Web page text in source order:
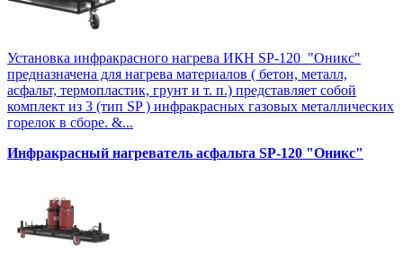
Установка инфракрасного нагрева ИКН SP-120 "Оникс"
предназначена для нагрева материалов ( бетон, металл,
асфальт, термопластик, грунт и т. п.) представляет собой
комплект из 3 (тип SP ) инфракрасных газовых металлических
горелок в сборе. &...
Инфракрасный нагреватель асфальта SP-120 "Оникс"